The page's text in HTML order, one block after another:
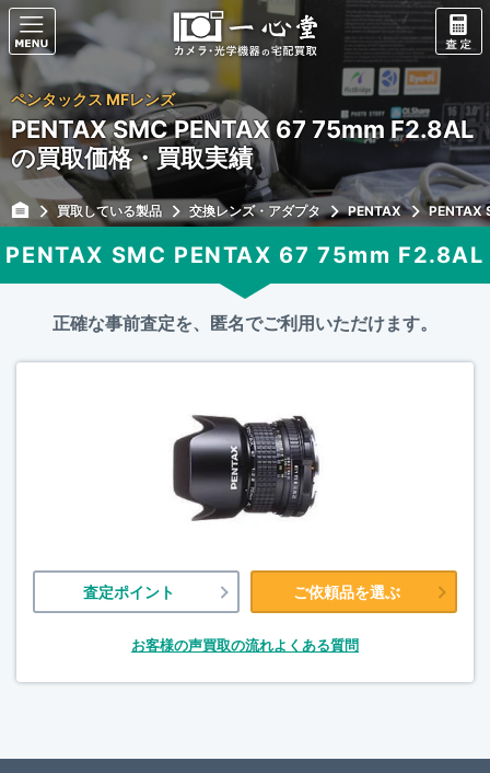
ペンタックス MFレンズ
PENTAX SMC PENTAX 67 75mm F2.8AL
の買取価格・買取実績
買取している製品 交換レンズ・アダプタ PENTAX PENTAX
PENTAX SMC PENTAX 67 75mm F2.8AL
正確な事前査定を、匿名でご利用いただけます。
査定ポイント ご依頼品を選ぶ
お客様の声買取の流れよくある質問